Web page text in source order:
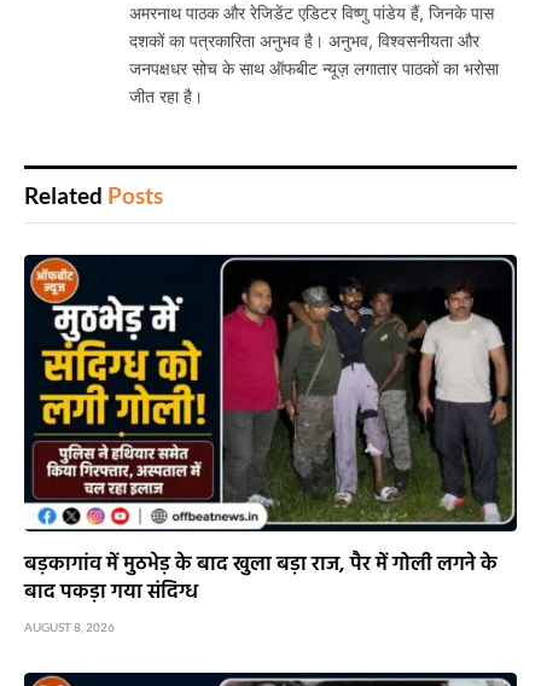
अमरनाथ पाठक और रेजिडेंट एडिटर विष्णु पांडेय हैं, जिनके पास
दशकों का पत्रकारिता अनुभव है। अनुभव, विश्वसनीयता और
जनपक्षधर सोच के साथ ऑफबीट न्यूज़ लगातार पाठकों का भरोसा
जीत रहा है।
Related Posts
बड़कागांव में मुठभेड़ के बाद खुला बड़ा राज, पैर में गोली लगने के
बाद पकड़ा गया संदिग्ध
AUGUST 8, 2026